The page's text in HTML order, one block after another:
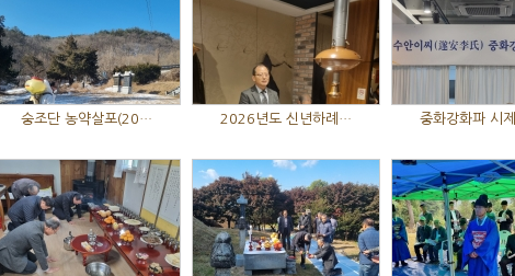
숭조단 농약살포(20… 2026년도 신년하례… 중화강화파 시